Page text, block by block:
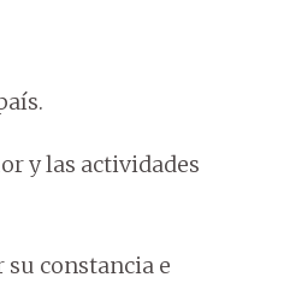
y las actividades
su constancia e